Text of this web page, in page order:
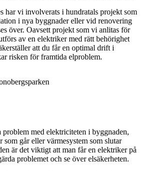
har vi involverats i hundratals projekt som
i nya byggnader eller vid renovering
över. Oavsett projekt som vi anlitas för
av en elektriker med rätt behörighet
att du får en optimal drift i
risken för framtida elproblem.
med elektriciteten i byggnaden,
går eller värmesystem som slutar
är det viktigt att man får en elektriker på
problemet och se över elsäkerheten.